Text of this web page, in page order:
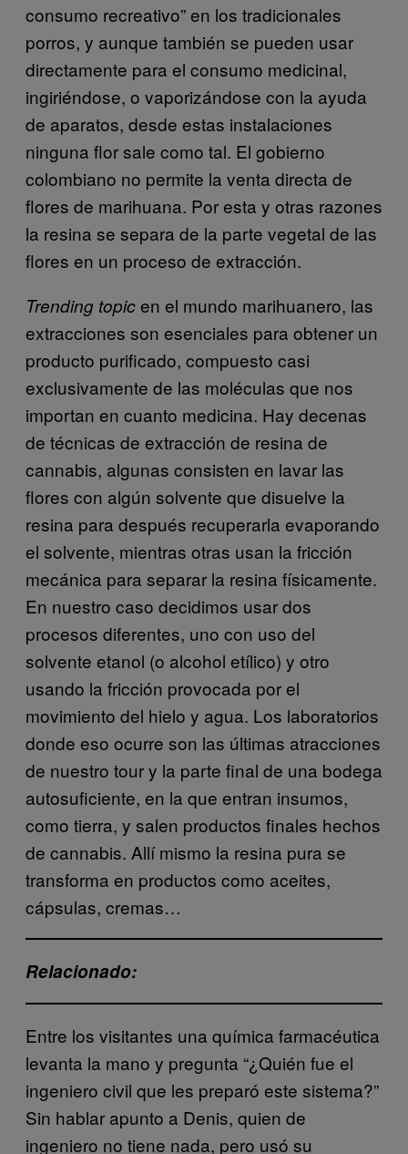
consumo recreativo” en los tradicionales
porros, y aunque también se pueden usar
directamente para el consumo medicinal,
ingiriéndose, o vaporizándose con la ayuda
de aparatos, desde estas instalaciones
ninguna flor sale como tal. El gobierno
colombiano no permite la venta directa de
flores de marihuana. Por esta y otras razones
la resina se separa de la parte vegetal de las
flores en un proceso de extracción.
Trending topicen el mundo marihuanero, las
extracciones son esenciales para obtener un
producto purificado, compuesto casi
exclusivamente de las moléculas que nos
importan en cuanto medicina. Hay decenas
de técnicas de extracción de resina de
cannabis, algunas consisten en lavar las
flores con algún solvente que disuelve la
resina para después recuperarla evaporando
el solvente, mientras otras usan la fricción
mecánica para separar la resina físicamente.
En nuestro caso decidimos usar dos
procesos diferentes, uno con uso del
solvente etanol (o alcohol etílico) y otro
usando la fricción provocada por el
movimiento del hielo y agua. Los laboratorios
donde eso ocurre son las últimas atracciones
de nuestro tour y la parte final de una bodega
autosuficiente, en la que entran insumos,
como tierra, y salen productos finales hechos
de cannabis. Allí mismo la resina pura se
transforma en productos como aceites,
cápsulas, cremas…
Relacionado:
Entre los visitantes una química farmacéutica
levanta la mano y pregunta “¿Quién fue el
ingeniero civil que les preparó este sistema?”
Sin hablar apunto a Denis, quien de
ingeniero no tiene nada, pero usó su